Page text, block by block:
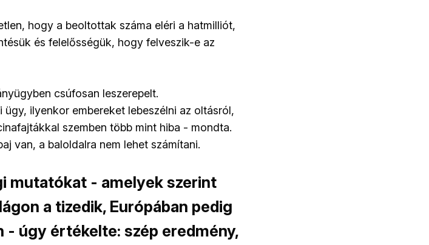
hogy a beoltottak száma eléri a hatmilliót,
és felelősségük, hogy felveszik-e az
csúfosan leszerepelt.
ilyenkor embereket lebeszélni az oltásról,
szemben több mint hiba - mondta.
van, a baloldalra nem lehet számítani.
mutatókat - amelyek szerint
a tizedik, Európában pedig
- úgy értékelte: szép eredmény,